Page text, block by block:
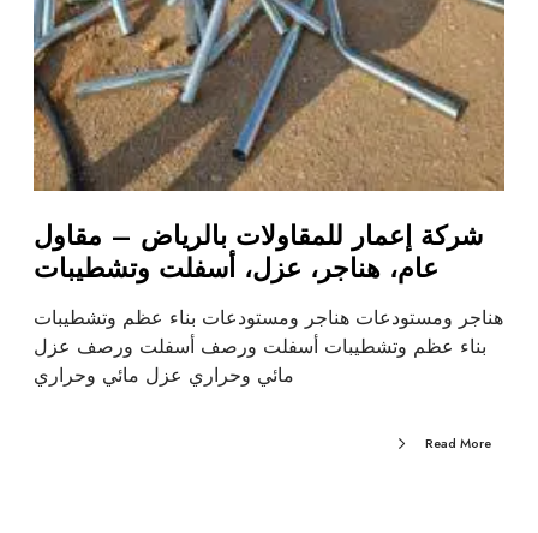
شركة إعمار للمقاولات بالرياض – مقاول
عام، هناجر، عزل، أسفلت وتشطيبات
هناجر ومستودعات هناجر ومستودعات بناء عظم وتشطيبات
بناء عظم وتشطيبات أسفلت ورصف أسفلت ورصف عزل
مائي وحراري عزل مائي وحراري
Read More